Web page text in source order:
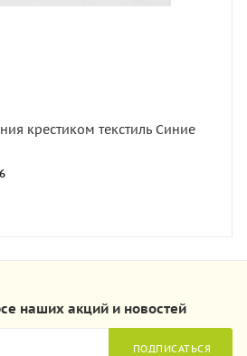
крестиком текстиль Синие
наших акций и новостей
ПОДПИСАТЬСЯ